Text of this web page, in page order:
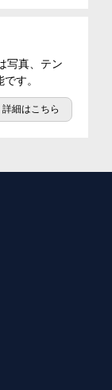
写真、テン
す。
詳細はこちら